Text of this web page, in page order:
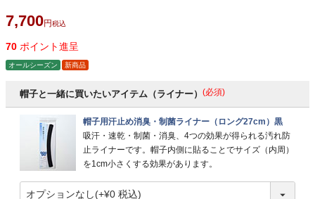
7,700 税込
70 ポイント進呈
オールシーズン 新商品
帽子と一緒に買いたいアイテム（ライナー） (必須)
帽子用汗止め消臭・制菌ライナー（ロング27cm）黒
吸汗・速乾・制菌・消臭、4つの効果が得られる汚れ防
止ライナーです。帽子内側に貼ることでサイズ（内周）
を1cm小さくする効果があります。